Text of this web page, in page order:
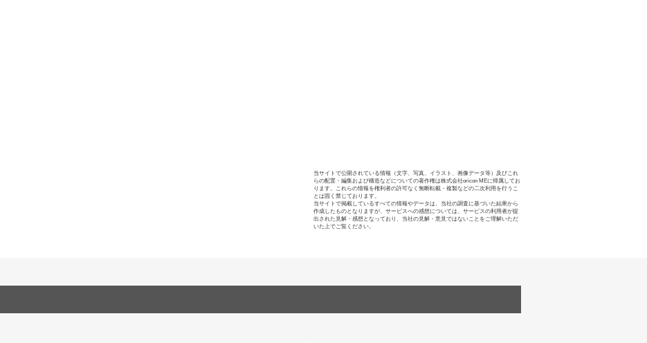
当サイトで公開されている情報（文字、写真、イラスト、画像データ等）及びこれ
らの配置・編集および構造などについての著作権は株式会社oricon MEに帰属してお
ります。これらの情報を権利者の許可なく無断転載・複製などの二次利用を行うこ
とは固く禁じております。
当サイトで掲載しているすべての情報やデータは、当社の調査に基づいた結果から
作成したものとなりますが、サービスへの感想については、サービスの利用者が提
出された見解・感想となっており、当社の見解・意見ではないことをご理解いただ
いた上でご覧ください。